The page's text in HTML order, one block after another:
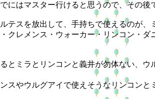
はマスター行けると思うので、その後
テスを放出して、手持ちで使えるのが、
クレメンス・ウォーカー・リンコン・ダ
ミラとリンコンと義井が勿体ない、ウ
やウルグアイで使えそうなリンコンと